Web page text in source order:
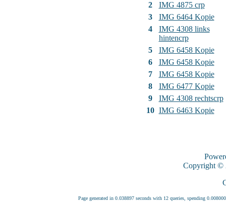
2
IMG 4875 crp
3
IMG 6464 Kopie
4
IMG 4308 links
hintencrp
5
IMG 6458 Kopie
6
IMG 6458 Kopie
7
IMG 6458 Kopie
8
IMG 6477 Kopie
9
IMG 4308 rechtscrp
10 IMG 6463 Kopie
Copyright ©
Page generated in 0.038897 seconds with 12 queries, spending